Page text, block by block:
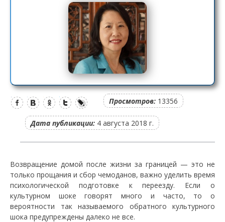
Просмотров: 13356
Дата публикации: 4 августа 2018 г.
Возвращение домой после жизни за границей — это не
только прощания и сбор чемоданов, важно уделить время
психологической подготовке к переезду. Если о
культурном шоке говорят много и часто, то о
вероятности так называемого обратного культурного
шока предупреждены далеко не все.